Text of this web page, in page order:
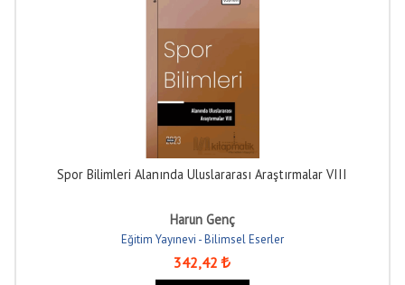
Spor Bilimleri Alanında Uluslararası Araştırmalar VIII
Harun Genç
Eğitim Yayınevi - Bilimsel Eserler
342,42